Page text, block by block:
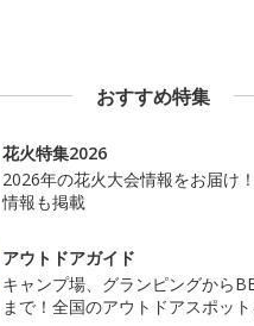
おすすめ特集
花火特集2026
2026年の花火大会情報をお届け
情報も掲載
アウトドアガイド
キャンプ場、グランピングから
まで！全国のアウトドアスポッ